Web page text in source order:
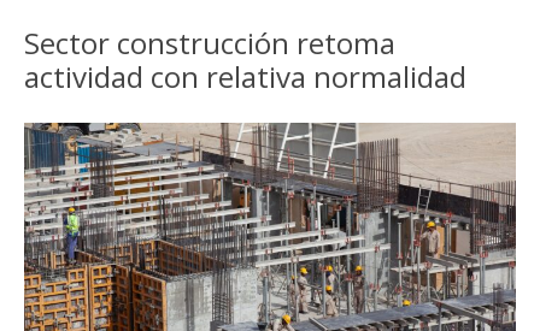
Sector construcción retoma
actividad con relativa normalidad